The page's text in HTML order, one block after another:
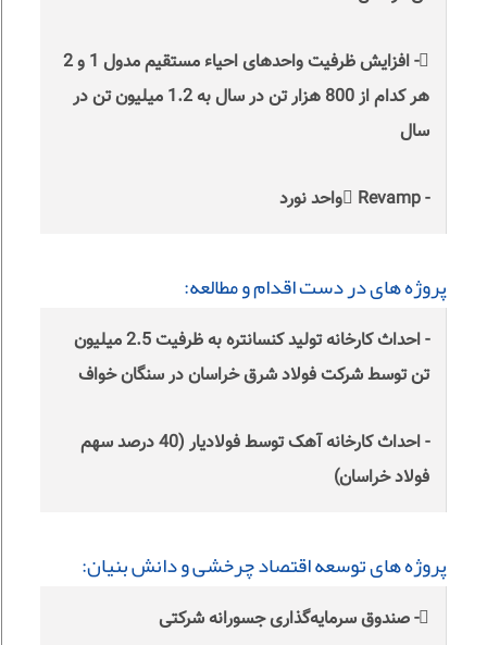
- افزایش ظرفیت واحد‌های احیاء مستقیم مدول 1 و 2
هر کدام از 800 هزار تن در سال به 1.2 میلیون تن در
سال
-  Revampواحد نورد
پروژه های در دست اقدام و مطالعه:
- احداث کارخانه تولید کنسانتره به ظرفیت 2.5 میلیون
تن توسط شرکت فولاد شرق خراسان در سنگان خواف
- احداث کارخانه آهک توسط فولادیار (40 درصد سهم
فولاد خراسان)
پروژه های توسعه اقتصاد چرخشی و دانش بنیان:
- صندوق سرمایه‌گذاری جسورانه شرکتی